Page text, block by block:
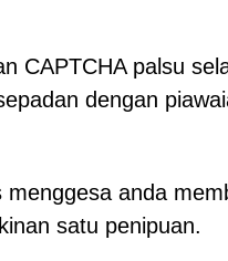
CAPTCHA palsu
dengan
anda
satu penipuan.